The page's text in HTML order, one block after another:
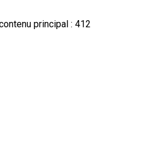
principal : 412